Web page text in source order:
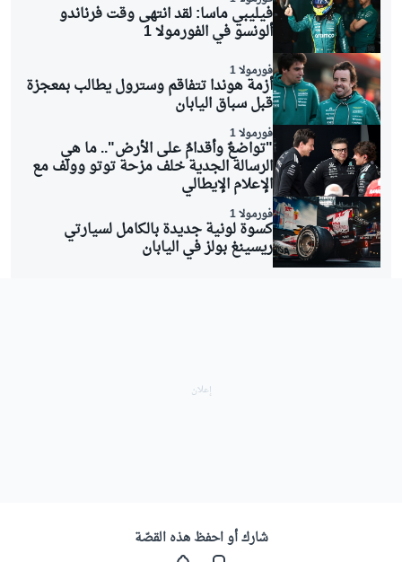
فيليبي ماسا: لقد انتهى وقت فرناندو
ألونسو في الفورمولا 1
فورمولا 1
أزمة هوندا تتفاقم وسترول يطالب بمعجزة
قبل سباق اليابان
فورمولا 1
"تواضعٌ وأقدامٌ على الأرض".. ما هي
الرسالة الجدية خلف مزحة توتو وولف مع
الإعلام الإيطالي
فورمولا 1
كسوة لونية جديدة بالكامل لسيارتي
ريسينغ بولز في اليابان
شارك أو احفظ هذه القصّة